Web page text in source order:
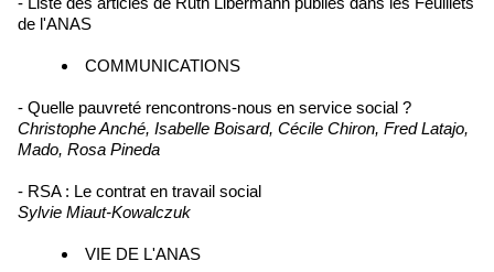
de l'ANAS
COMMUNICATIONS
- Quelle pauvreté rencontrons-nous en service social ?
Christophe Anché, Isabelle Boisard, Cécile Chiron, Fred Latajo,
Mado, Rosa Pineda
- RSA : Le contrat en travail social
Sylvie Miaut-Kowalczuk
VIE DE L'ANAS